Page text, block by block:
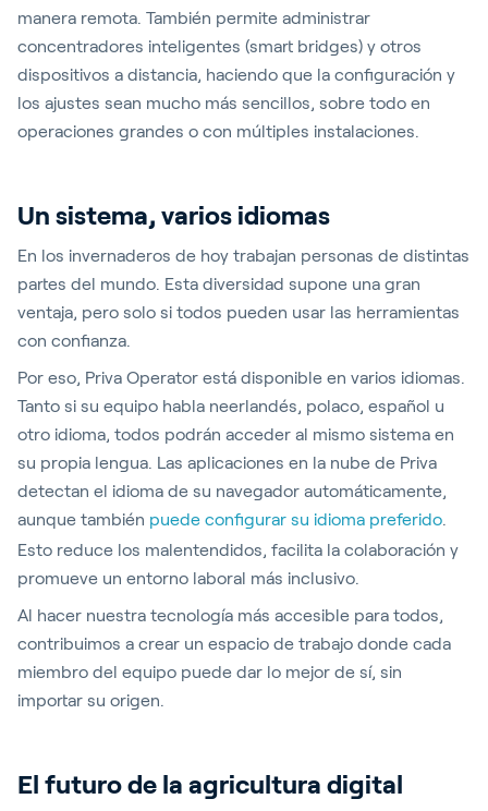
manera remota. También permite administrar
concentradores inteligentes (smart bridges) y otros
dispositivos a distancia, haciendo que la configuración y
los ajustes sean mucho más sencillos, sobre todo en
operaciones grandes o con múltiples instalaciones.
Un sistema, varios idiomas
En los invernaderos de hoy trabajan personas de distintas
partes del mundo. Esta diversidad supone una gran
ventaja, pero solo si todos pueden usar las herramientas
con confianza.
Por eso, Priva Operator está disponible en varios idiomas.
Tanto si su equipo habla neerlandés, polaco, español u
otro idioma, todos podrán acceder al mismo sistema en
su propia lengua. Las aplicaciones en la nube de Priva
detectan el idioma de su navegador automáticamente,
aunque también puede configurar su idioma preferido
Esto reduce los malentendidos, facilita la colaboración y
promueve un entorno laboral más inclusivo.
Al hacer nuestra tecnología más accesible para todos,
contribuimos a crear un espacio de trabajo donde cada
miembro del equipo puede dar lo mejor de sí, sin
importar su origen.
El futuro de la agricultura digital